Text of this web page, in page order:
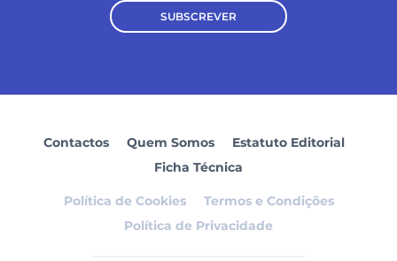
SUBSCREVER
Contactos Quem Somos
Estatuto Editorial
Ficha Técnica
Política de Cookies
Termos e Condições
Política de Privacidade